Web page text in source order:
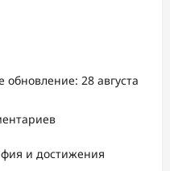
28 августа